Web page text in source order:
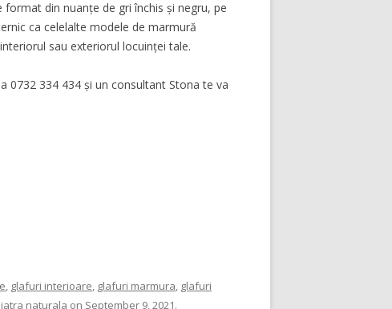
din nuanțe de gri închis și negru, pe
ca celelalte modele de marmură
sau exteriorul locuinței tale.
0732 334 434 și un consultant Stona te va
, glafuri interioare, glafuri marmura, glafuri
naturala on September 9, 2021.